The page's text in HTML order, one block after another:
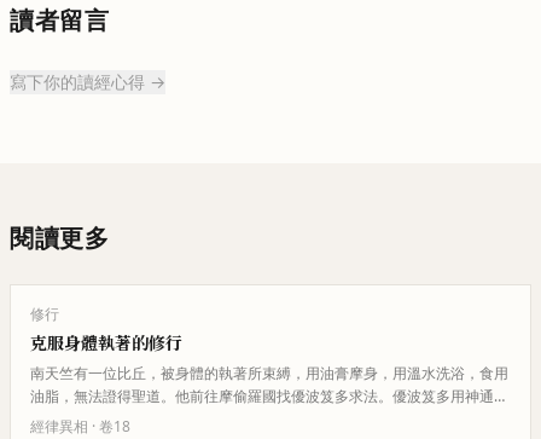
讀者留言
寫下你的讀經心得 →
閱讀更多
修行
克服身體執著的修行
南天竺有一位比丘，被身體的執著所束縛，用油膏摩身，用溫水洗浴，食用
油脂，無法證得聖道。他前往摩偷羅國找優波笈多求法。優波笈多用神通力
化作一棵大樹，讓比丘爬上去，…
經律異相 · 卷18